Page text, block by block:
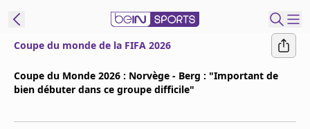
Coupe du monde de la FIFA 2026
Coupe du Monde 2026 : Norvège - Berg : "Important de
bien débuter dans ce groupe difficile"